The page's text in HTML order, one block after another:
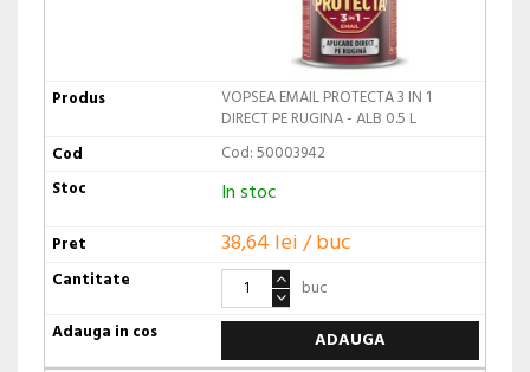
VOPSEA EMAIL PROTECTA 3 IN 1
DIRECT PE RUGINA - ALB 0.5 L
Cod: 50003942
In stoc
38,64 lei / buc
buc
ADAUGA